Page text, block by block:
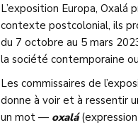
L’exposition Europa,
contexte postcolonial, ils
du 7 octobre au 5 mars
la société contemporaine
Les commissaires de
donne à voir et à ressentir
un mot — oxalá